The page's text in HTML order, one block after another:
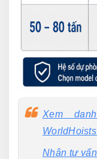
Xem
Nhận tư